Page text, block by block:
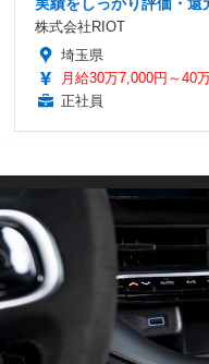
株式会社RIOT
埼玉県
月給30万7,000円～40
正社員